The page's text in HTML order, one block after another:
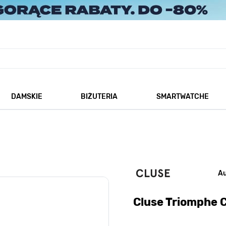
DAMSKIE
BIŻUTERIA
SMARTWATCHE
Cluse Triomphe